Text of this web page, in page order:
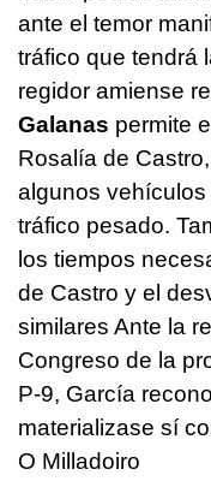
ante el temor
tráfico que tendrá
regidor amiense
Galanas permite
Rosalía de
algunos
tráfico pesado.
los tiempos
de Castro y el
similares Ante la
Congreso de la
P-9, García
materializase sí
O Milladoiro